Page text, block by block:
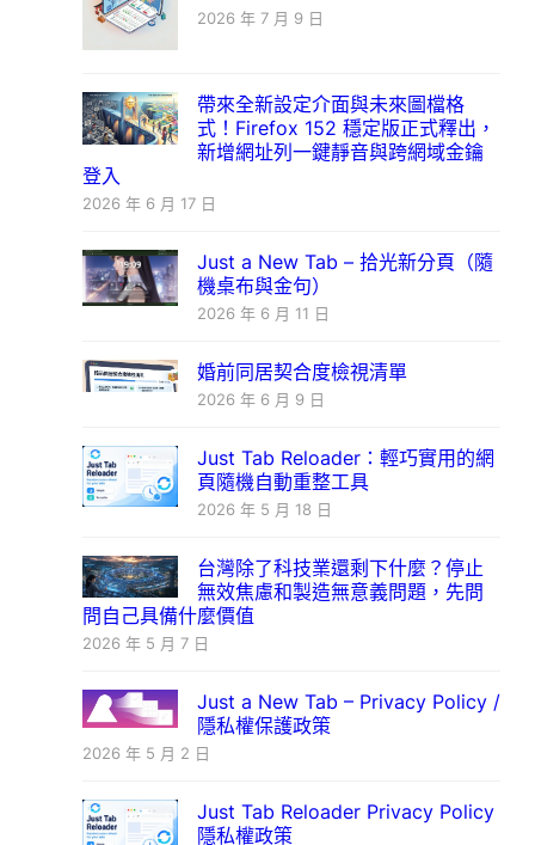
2026 年 7 月 9 日
帶來全新設定介面與未來圖檔格
式！Firefox 152 穩定版正式釋出，
新增網址列一鍵靜音與跨網域金鑰
登入
2026 年 6 月 17 日
Just a New Tab – 拾光新分頁（隨
機桌布與金句）
2026 年 6 月 11 日
婚前同居契合度檢視清單
2026 年 6 月 9 日
Just Tab Reloader：輕巧實用的網
頁隨機自動重整工具
2026 年 5 月 18 日
台灣除了科技業還剩下什麼？停止
無效焦慮和製造無意義問題，先問
問自己具備什麼價值
2026 年 5 月 7 日
Just a New Tab – Privacy Policy /
隱私權保護政策
2026 年 5 月 2 日
Just Tab Reloader Privacy Policy
隱私權政策